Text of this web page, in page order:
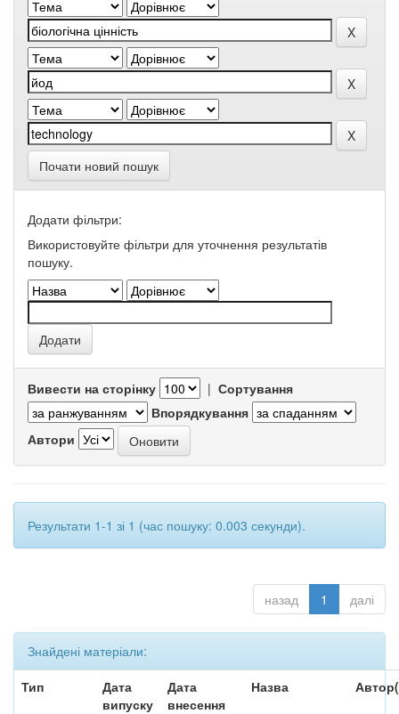
Почати новий пошук
Додати фільтри:
Використовуйте фільтри для уточнення результатів
пошуку.
Вивести на сторінку | Сортування
Впорядкування
Автори
Результати 1-1 зі 1 (час пошуку: 0.003 секунди).
назад 1 далі
Знайдені матеріали:
Тип
Дата
випуску
Дата
внесення
Назва